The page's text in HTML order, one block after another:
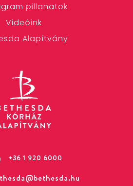
pillanatok
Videóink
Alapítvány
+36 1 920 6000